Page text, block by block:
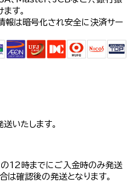
す。
報は暗号化され安全に決済サー
いたします。
12時までにご入金時のみ発送
は確認後の発送となります。